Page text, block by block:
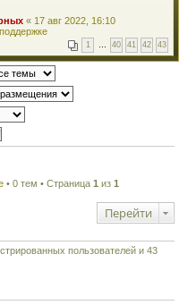
« 17 авг 2022, 16:10
1 … 40 41 42 43
• 0 тем • Страница 1 из 1
Перейти
пользователей и 43